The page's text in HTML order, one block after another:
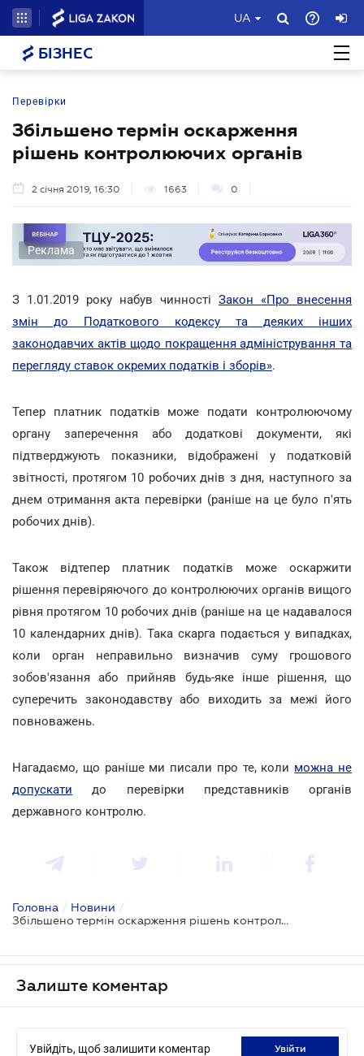
UA
БІЗНЕС
Перевірки
Збільшено термін оскарження
рішень контролюючих органів
2 січня 2019, 16:30 1663 0
Реклама
З 1.01.2019 року набув чинності Закон «Про внесення
змін до Податкового кодексу та деяких інших
законодавчих актів щодо покращення адміністрування та
перегляду ставок окремих податків і зборів».
Тепер платник податків може подати контролюючому
органу заперечення або додаткові документи, які
підтверджують показники, відображені у податковій
звітності, протягом 10 робочих днів з дня, наступного за
днем отримання акта перевірки (раніше на це було п'ять
робочих днів).
Також відтепер платник податків може оскаржити
рішення перевіряючого до контролюючих органів вищого
рівня протягом 10 робочих днів (раніше на це надавалося
10 календарних днів). Така скарга подається у випадках,
коли орган неправильно визначив суму грошового
зобов'язання або прийняв будь-яке інше рішення, що
суперечить законодавству або виходить за межі його
повноважень.
Нагадаємо, що раніше ми писали про те, коли можна не
допускати до перевірки представників органів
державного контролю.
Головна / Новини /
Збільшено термін оскарження рішень контролюючих органів
Залиште коментар
Увійдіть, щоб залишити коментар увійти